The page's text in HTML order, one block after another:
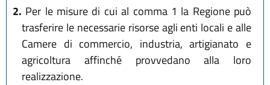
2. Per le misure di cui al comma 1 la Regione può
trasferire le necessarie risorse agli enti locali e alle
Camere di commercio, industria, artigianato e
agricoltura affinché provvedano alla loro
realizzazione.